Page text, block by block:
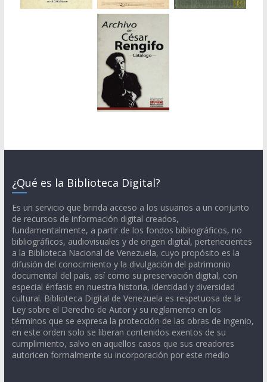
¿Qué es la Biblioteca Digital?
Es un servicio que brinda acceso a los usuarios a un conjunto
de recursos de información digital creados,
fundamentalmente, a partir de los fondos bibliográficos, no
bibliográficos, audiovisuales y de origen digital, pertenecientes
a la Biblioteca Nacional de Venezuela, cuyo propósito es la
difusión del conocimiento y la divulgación del patrimonio
documental del país, así como su preservación digital, con
especial énfasis en nuestra historia, identidad y diversidad
cultural. Biblioteca Digital de Venezuela es respetuosa de la
Ley sobre el Derecho de Autor y su reglamento en los
términos que se expresa la protección de las obras de ingenio,
en este orden solo se liberan contenidos exentos de su
cumplimiento, salvo en aquellos casos que sus creadores
autoricen formalmente su incorporación por este medio